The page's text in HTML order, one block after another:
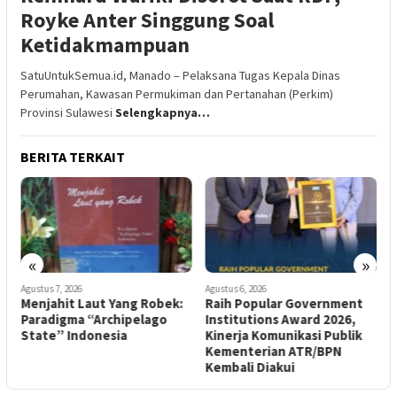
Royke Anter Singgung Soal
Ketidakmampuan
SatuUntukSemua.id, Manado – Pelaksana Tugas Kepala Dinas
Perumahan, Kawasan Permukiman dan Pertanahan (Perkim)
Provinsi Sulawesi Selengkapnya…
BERITA TERKAIT
« »
Agustus 7, 2026
Menjahit Laut Yang Robek:
Paradigma “Archipelago
State” Indonesia
Agustus 6, 2026
Raih Popular Government
Institutions Award 2026,
Kinerja Komunikasi Publik
Kementerian ATR/BPN
Kembali Diakui